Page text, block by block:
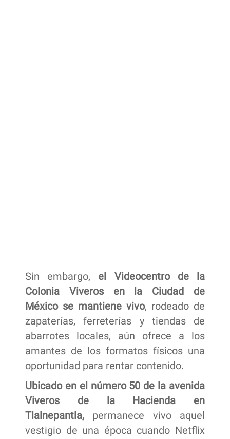
Sin embargo, el Videocentro de la
Colonia Viveros en la Ciudad de
México se mantiene vivo, rodeado de
zapaterías, ferreterías y tiendas de
abarrotes locales, aún ofrece a los
amantes de los formatos físicos una
oportunidad para rentar contenido.
Ubicado en el número 50 de la avenida
Viveros de la Hacienda en
Tlalnepantla, permanece vivo aquel
vestigio de una época cuando Netflix